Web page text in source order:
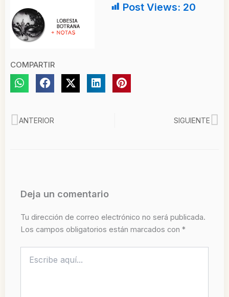
Post Views: 20
COMPARTIR
Ant
ANTERIOR SIGUIENTE
Deja un comentario
Tu dirección de correo electrónico no será publicada.
Los campos obligatorios están marcados con *
aquí...